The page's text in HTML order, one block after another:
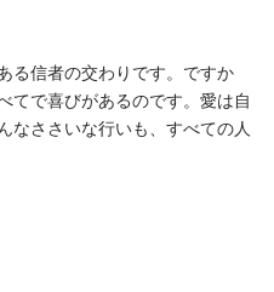
る信者の交わりです。ですか
てで喜びがあるのです。愛は自
なささいな行いも、すべての人